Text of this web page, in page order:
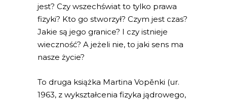
jest? Czy wszechświat to tylko prawa
fizyki? Kto go stworzył? Czym jest czas?
Jakie są jego granice? I czy istnieje
wieczność? A jeżeli nie, to jaki sens ma
nasze życie?
To druga książka Martina Vopěnki (ur.
1963, z wykształcenia fizyka jądrowego,